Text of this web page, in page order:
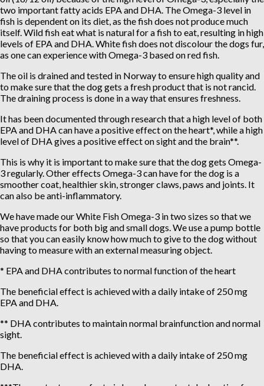
two important fatty acids EPA and DHA. The Omega-3 level in
fish is dependent on its diet, as the fish does not produce much
itself. Wild fish eat what is natural for a fish to eat, resulting in high
levels of EPA and DHA. White fish does not discolour the dogs fur,
as one can experience with Omega-3 based on red fish.
The oil is drained and tested in Norway to ensure high quality and
to make sure that the dog gets a fresh product that is not rancid.
The draining process is done in a way that ensures freshness.
It has been documented through research that a high level of both
EPA and DHA can have a positive effect on the heart*, while a high
level of DHA gives a positive effect on sight and the brain**.
This is why it is important to make sure that the dog gets Omega-
3 regularly. Other effects Omega-3 can have for the dog is a
smoother coat, healthier skin, stronger claws, paws and joints. It
can also be anti-inflammatory.
We have made our White Fish Omega-3 in two sizes so that we
have products for both big and small dogs. We use a pump bottle
so that you can easily know how much to give to the dog without
having to measure with an external measuring object.
* EPA and DHA contributes to normal function of the heart
The beneficial effect is achieved with a daily intake of 250 mg
EPA and DHA.
** DHA contributes to maintain normal brainfunction and normal
sight.
The beneficial effect is achieved with a daily intake of 250 mg
DHA.